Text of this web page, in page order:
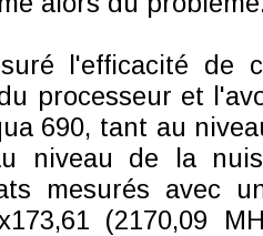
l'efficacité de
processeur et
690, tant au
niveau de la
mesurés avec
(2170,09